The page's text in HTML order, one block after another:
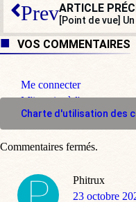
Prev
VOS COMMENTAIRES
Me connecter
M'inscrire à l'espace
Charte d'utilisation des
Phitrux
dit
23 octobre
Commentaires fermés.